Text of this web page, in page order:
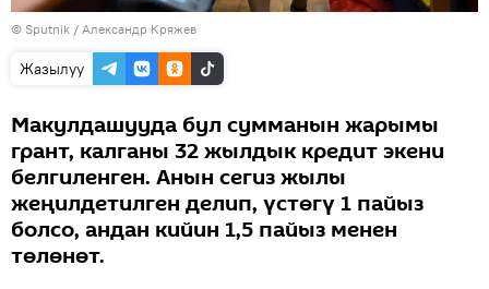
© Sputnik / Александр Кряжев
Жазылуу
Макулдашууда бул сумманын жарымы
грант, калганы 32 жылдык кредит экени
белгиленген. Анын сегиз жылы
жеңилдетилген делип, үстөгү 1 пайыз
болсо, андан кийин 1,5 пайыз менен
төлөнөт.